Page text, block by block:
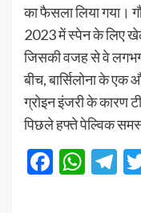
का फैसला लिया गया।
2023 में स्पेन के लिए
जिसकी वजह से वे
बीच, बार्सिलोना के एक
ग्रोइन इंजरी के कारण
पिछले हफ्ते पेल्विक